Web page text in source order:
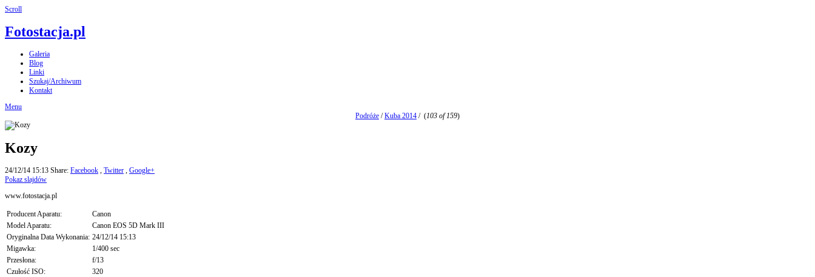
Scroll
Fotostacja.pl
Galeria
Blog
Linki
Szukaj/Archiwum
Kontakt
Menu
Podróże /Kuba 2014 / (103 of 159)
Kozy
24/12/14 15:13 Share: Facebook , Twitter , Google+
Pokaz slajdów
www.fotostacja.pl
Producent Aparatu:
Canon
Model Aparatu:
Canon EOS 5D Mark III
Oryginalna Data Wykonania: 24/12/14 15:13
Migawka:
1/400 sec
Przesłona:
f/13
Czułość ISO:
320